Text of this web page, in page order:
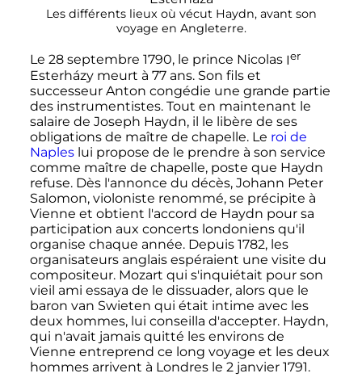
Les différents lieux où vécut Haydn, avant son
voyage en Angleterre.
Le 28 septembre 1790, le prince Nicolas Ier
Esterházy meurt à 77 ans. Son fils et
successeur Anton congédie une grande partie
des instrumentistes. Tout en maintenant le
salaire de Joseph Haydn, il le libère de ses
obligations de maître de chapelle. Le roi de
Napleslui propose de le prendre à son service
comme maître de chapelle, poste que Haydn
refuse. Dès l'annonce du décès, Johann Peter
Salomon, violoniste renommé, se précipite à
Vienne et obtient l'accord de Haydn pour sa
participation aux concerts londoniens qu'il
organise chaque année. Depuis 1782, les
organisateurs anglais espéraient une visite du
compositeur. Mozart qui s'inquiétait pour son
vieil ami essaya de le dissuader, alors que le
baron van Swieten qui était intime avec les
deux hommes, lui conseilla d'accepter. Haydn,
qui n'avait jamais quitté les environs de
Vienne entreprend ce long voyage et les deux
hommes arrivent à Londres le 2 janvier 1791.